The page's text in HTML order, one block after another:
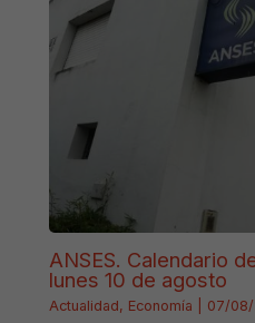
ANSES. Calendario
lunes 10 de agosto
Actualidad, Economía 07/